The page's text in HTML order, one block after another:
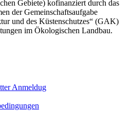
Gebiete) kofinanziert durch das
der Gemein­schafts­aufgabe
und des Küsten­schutzes“ (GAK)
im Ökolo­gischen Landbau.
Anmeldug